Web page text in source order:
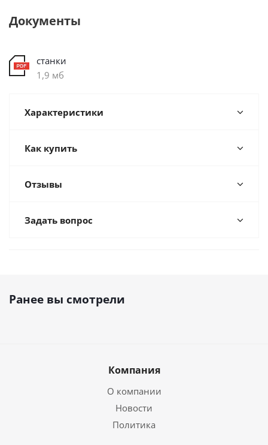
Документы
станки
1,9 мб
Характеристики
Как купить
Отзывы
Задать вопрос
Ранее вы смотрели
Компания
О компании
Новости
Политика